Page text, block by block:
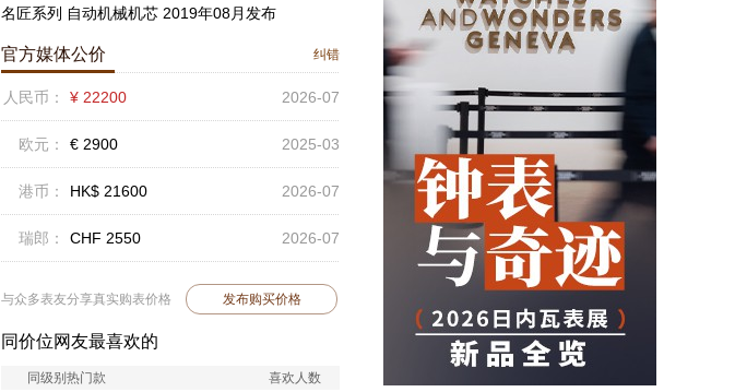
名匠系列 自动机械机芯 2019年08月发布
官方媒体公价 纠错
人民币： ¥ 22200 2026-07
欧元： € 2900 2025-03
港币： HK$ 21600 2026-07
瑞郎： CHF 2550 2026-07
与众多表友分享真实购表价格 发布购买价格
同价位网友最喜欢的
同级别热门款 喜欢人数